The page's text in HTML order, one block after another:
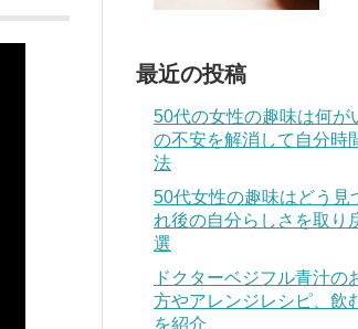
最近の投稿
50代の女性の趣味は何が
の不安を解消して自分時
法
50代女性の趣味はどう見
れ後の自分らしさを取り
選
ドクターベジフル青汁の
方やアレンジレシピ、飲
を紹介